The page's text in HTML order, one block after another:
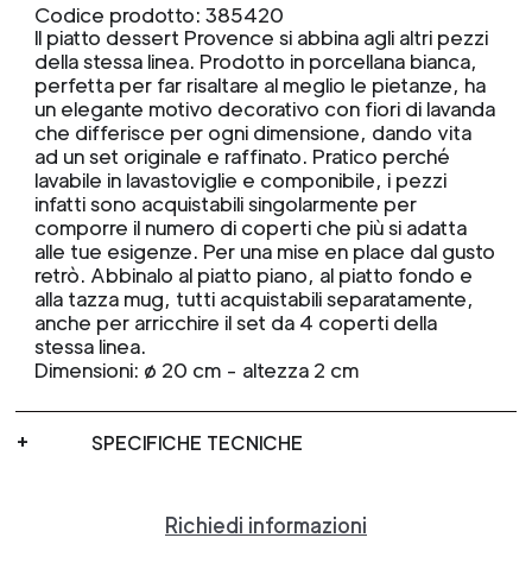
Codice prodotto: 385420
Il piatto dessert Provence si abbina agli altri pezzi
della stessa linea. Prodotto in porcellana bianca,
perfetta per far risaltare al meglio le pietanze, ha
un elegante motivo decorativo con fiori di lavanda
che differisce per ogni dimensione, dando vita
ad un set originale e raffinato. Pratico perché
lavabile in lavastoviglie e componibile, i pezzi
infatti sono acquistabili singolarmente per
comporre il numero di coperti che più si adatta
alle tue esigenze. Per una mise en place dal gusto
retrò. Abbinalo al piatto piano, al piatto fondo e
alla tazza mug, tutti acquistabili separatamente,
anche per arricchire il set da 4 coperti della
stessa linea.
Dimensioni: ø 20 cm - altezza 2 cm
SPECIFICHE TECNICHE
Richiedi informazioni